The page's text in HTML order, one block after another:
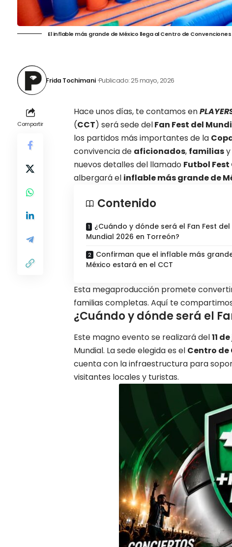
El inflable más grande de México llega al Centro de
Frida Tochimani Publicado: 25 mayo, 2026
Compartir
Hace unos días, te contamos en
(CCT) será sede delFan Fest del
los partidos más importantes de la
convivencia de aficionados, familias
nuevos detalles del llamado Futbol Fest
albergará el inflable más grande de
Contenido
¿Cuándo y dónde será el Fan Fest del
Mundial 2026 en Torreón?
Confirman que el inflable más
México estará en el CCT
Esta megaproducción promete
familias completas. Aquí te
¿Cuándo y dónde será el
Este magno evento se realizará del11
Mundial. La sede elegida es el Centro de
cuenta con la infraestructura para
visitantes locales y turistas.